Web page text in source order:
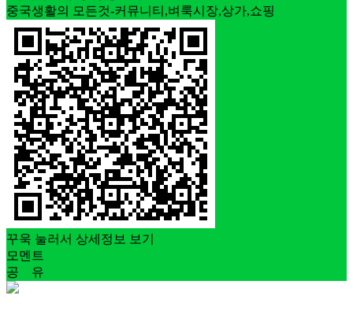
중국생활의 모든것-커뮤니티,벼룩시장,상가,쇼핑
꾸욱 눌러서 상세정보 보기
모멘트
공 유